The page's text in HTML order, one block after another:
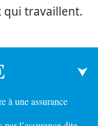
qui travaillent.
à une assurance